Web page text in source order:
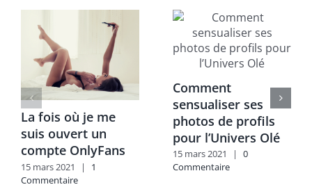
La fois où je me
suis ouvert un
compte OnlyFans
15 mars 2021 |
1
Commentaire
Comment
sensualiser ses
photos de profils
pour l’Univers Olé
15 mars 2021 |
0
Commentaire